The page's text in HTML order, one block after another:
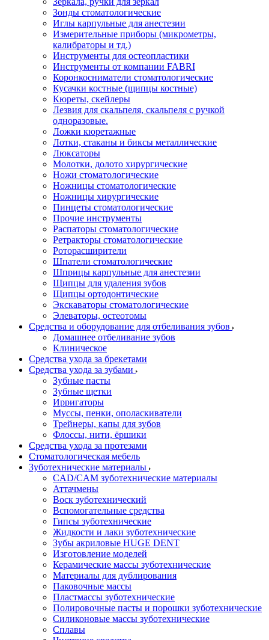
Зонды стоматологические
Иглы карпульные для анестезии
Измерительные приборы (микрометры,
калибраторы и тд.)
Инструменты для остеопластики
Инструменты от компании FABRI
Коронкосниматели стоматологические
Кусачки костные (щипцы костные)
Кюреты, скейлеры
Лезвия для скальпеля, скальпеля с ручкой
одноразовые.
Ложки кюретажные
Лотки, стаканы и биксы металлические
Люксаторы
Молотки, долото хирургические
Ножи стоматологические
Ножницы стоматологические
Ножницы хирургические
Пинцеты стоматологические
Прочие инструменты
Распаторы стоматологические
Ретракторы стоматологические
Роторасширители
Шпатели стоматологические
Шприцы карпульные для анестезии
Щипцы для удаления зубов
Щипцы ортодонтические
Экскаваторы стоматологические
Элеваторы, остеотомы
Средства и оборудование для отбеливания зубов
Домашнее отбеливание зубов
Клиническое
Средства ухода за брекетами
Средства ухода за зубами
Зубные пасты
Зубные щетки
Ирригаторы
Муссы, пенки, ополаскиватели
Трейнеры, капы для зубов
Флоссы, нити, ёршики
Средства ухода за протезами
Стоматологическая мебель
Зуботехнические материалы
CAD/CAM зуботехнические материалы
Аттачмены
Воск зуботехнический
Вспомогательные средства
Гипсы зуботехнические
Жидкости и лаки зуботехнические
Зубы акриловые HUGE DENT
Изготовление моделей
Керамические массы зуботехнические
Материалы для дублирования
Паковочные массы
Пластмассы зуботехнические
Полировочные пасты и порошки зуботехнические
Силиконовые массы зуботехнические
Сплавы